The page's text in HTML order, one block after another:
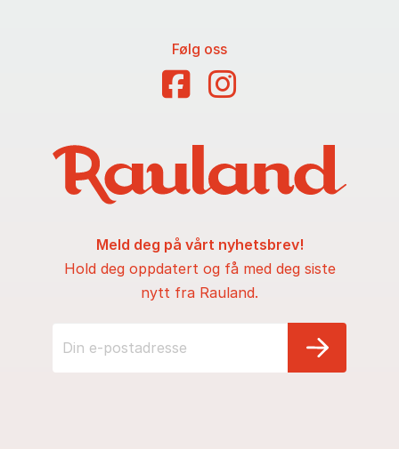
Følg oss
Meld deg på vårt nyhetsbrev!
Hold deg oppdatert og få med deg siste
nytt fra Rauland.